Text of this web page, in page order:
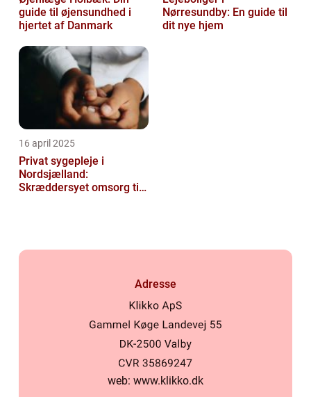
guide til øjensundhed i
hjertet af Danmark
Nørresundby: En guide til
dit nye hjem
16 april 2025
Privat sygepleje i
Nordsjælland:
Skræddersyet omsorg til
Adresse
web: www.klikko.dk